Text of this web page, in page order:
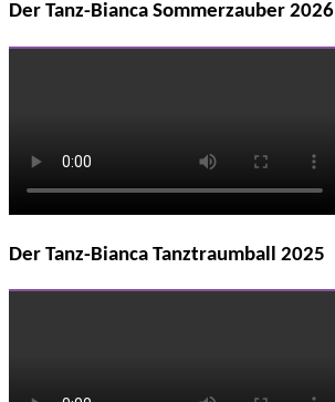
Der Tanz-Bianca Sommerzauber 2026
Der Tanz-Bianca Tanztraumball 2025